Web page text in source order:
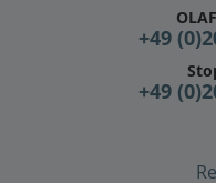
+49
+49